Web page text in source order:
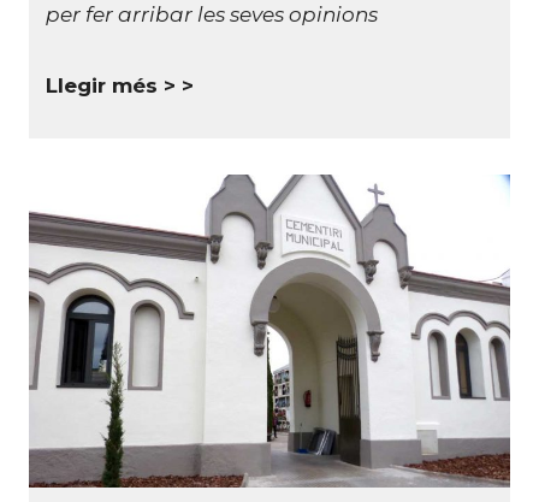
per fer arribar les seves opinions
Llegir més >